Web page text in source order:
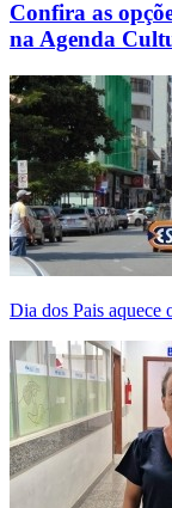
Confira as
na Agenda
Dia dos Pais aquece